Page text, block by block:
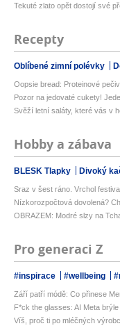
Tekuté zlato opět dostojí své
Recepty
Oblíbené zimní polévky
Oopsie bread: Proteinové
Pozor na jedovaté cukety!
Svěží letní saláty, které vás v
Hobby a zábava
BLESK Tlapky Divoký
Sraz v šest ráno. Vrchol
Nízkorozpočtová dovolená?
OBRAZEM: Modré slzy na
Pro generaci Z
#inspirace #wellbeing
Září patří módě: Co přinese
F*ck the glasses: AI Meta
Víš, proč ti po mléčných